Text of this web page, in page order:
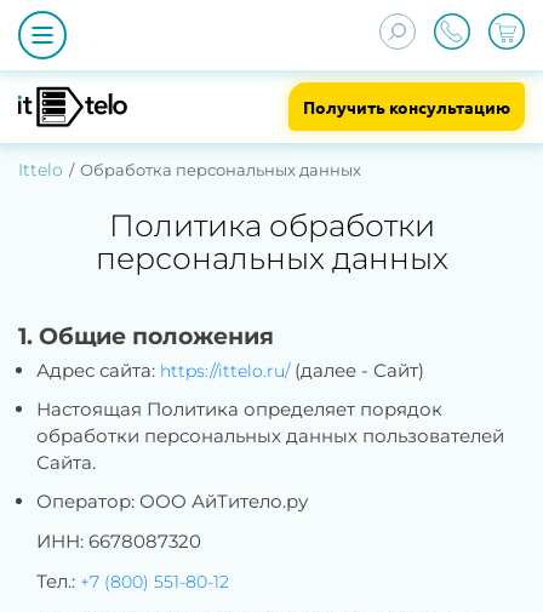
Получить консультацию
Ittelo Обработка персональных данных
Политика обработки
персональных данных
1. Общие положения
Адрес сайта: https://ittelo.ru/(далее - Сайт)
Настоящая Политика определяет порядок
обработки персональных данных пользователей
Сайта.
Оператор: ООО АйТитело.ру
ИНН: 6678087320
Тел.: +7 (800) 551-80-12